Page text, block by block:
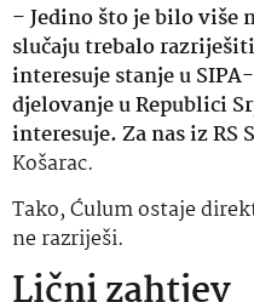
–Jedino što je bilo više
slučaju trebalo
interesuje stanje u
djelovanje u Republici
interesuje. Za nas iz RS
Košarac.
Tako, Ćulum ostaje
ne razriješi.